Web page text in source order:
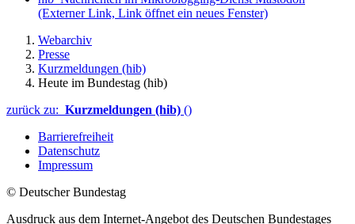
(Externer Link, Link öffnet ein neues Fenster)
Webarchiv
Presse
Kurzmeldungen (hib)
Heute im Bundestag (hib)
zurück zu: Kurzmeldungen (hib) ()
Barrierefreiheit
Datenschutz
Impressum
© Deutscher Bundestag
Ausdruck aus dem Internet-Angebot des Deutschen Bundestages